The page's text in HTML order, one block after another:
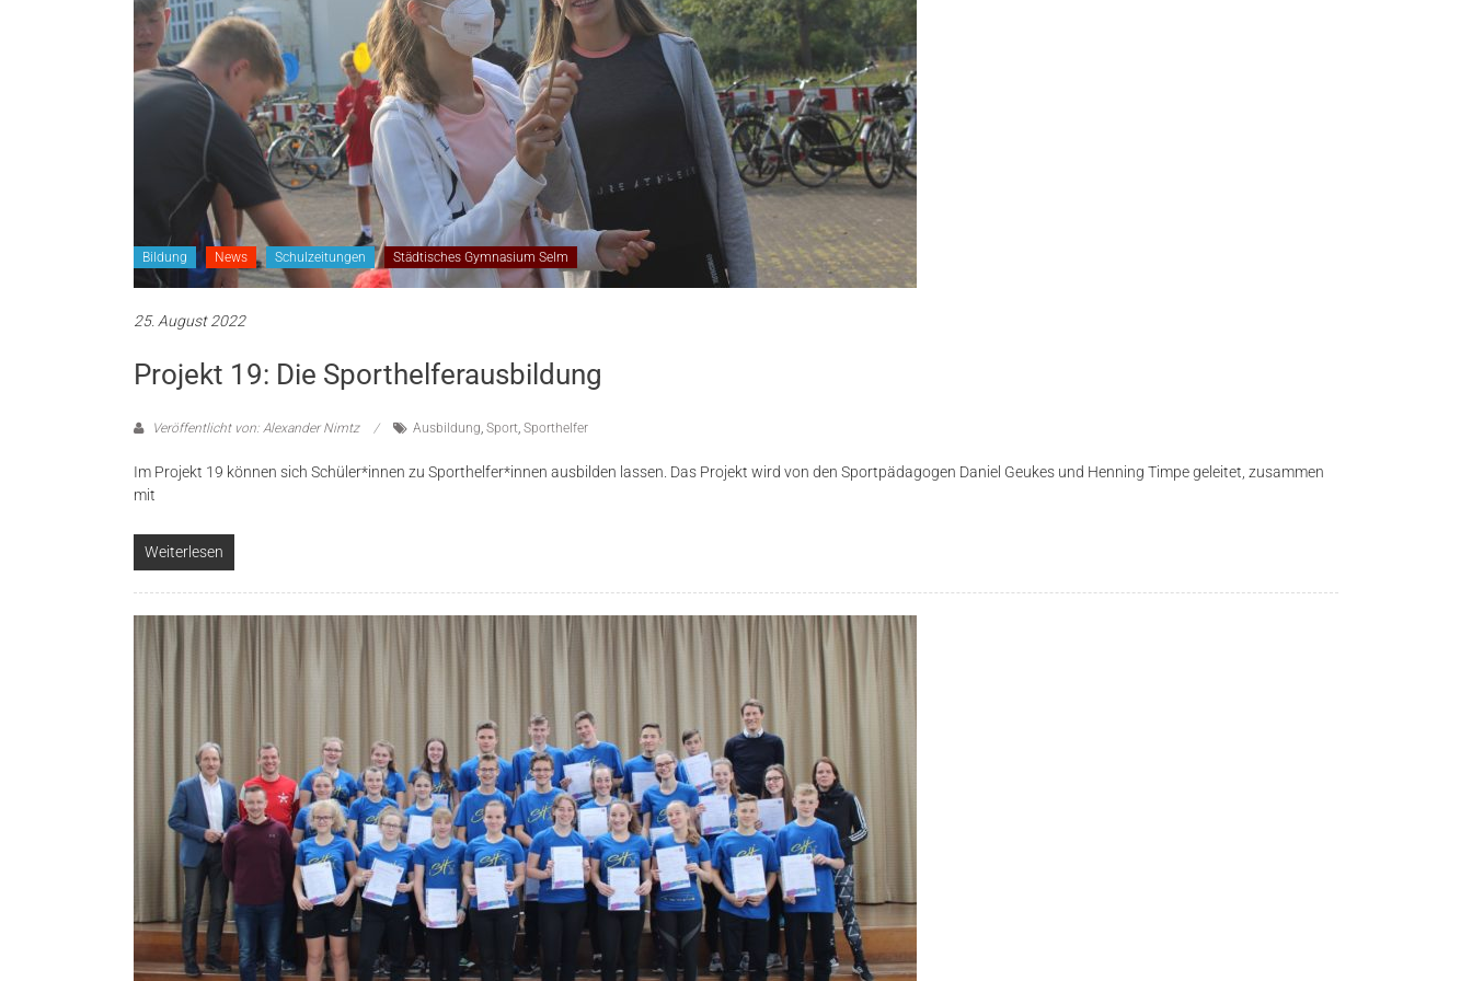
Bildung News Schulzeitungen Städtisches Gymnasium Selm
25. August 2022
Projekt 19: Die Sporthelferausbildung
Veröffentlicht von: Alexander Nimtz Ausbildung, Sport, Sporthelfer
Im Projekt 19 können sich Schüler*innen zu Sporthelfer*innen ausbilden lassen. Das Projekt wird von den Sportpädagogen Daniel Geukes und Henning Timpe geleitet, zusammen
mit
Weiterlesen